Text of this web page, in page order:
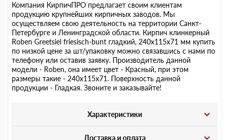
Компания КирпичПРО предлагает своим клиентам
продукцию крупнейших кирпичных заводов. Мы
осуществляем свою деятельность на территории Санкт-
Петербурге и Ленинградской области. Кирпич клинкерный
Roben Greetsiel friesisch-bunt гладкий, 240х115х71 мм купить
по низкой цене за шт/упаковку можно связавшись с нами по
телефону или оставив заявку. Производитель данной
модели - Roben, она имеет цвет - Красный, при этом
размеры такие - 240х115х71. Поверхность данной
продукции - Гладкая. Звоните и заказывайте!
Характеристики
Доставка и оплата